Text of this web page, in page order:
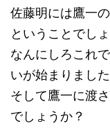
佐藤明には鷹一
ということでし
なんにしろこれ
いが始まりました
そして鷹一に渡
でしょうか？